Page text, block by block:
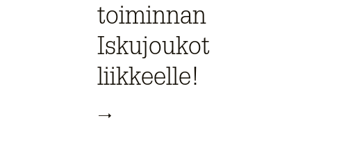
toiminnan
Iskujoukot
liikkeelle!